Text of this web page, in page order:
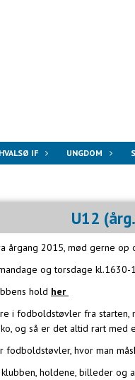
IF UNGDOM
U12
årgang 2015, mød gerne
og torsdage
hold her
i fodboldstøvler fra
og så er det altid rart med
hvor man
holdene, billeder og